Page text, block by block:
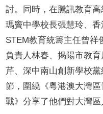
討。同時，在騰訊教育
瑪竇中學校長張慧玲、
STEM教育統籌主任曾祥
負責人林春、揭陽市教
芹、深中南山創新學校
節，圍繞《粵港澳大灣
戰》分享了他們對大灣區